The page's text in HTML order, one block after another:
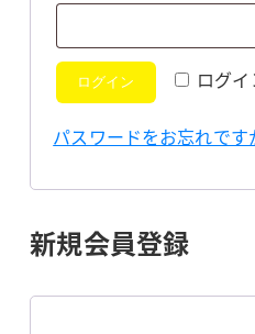
ログ
ログイン
パスワードをお忘れです
新規会員登録